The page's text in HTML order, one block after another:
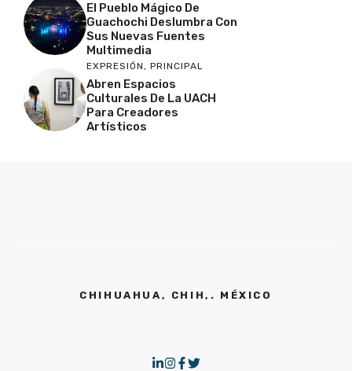
El Pueblo Mágico De
Guachochi Deslumbra Con
Sus Nuevas Fuentes
Multimedia
EXPRESIÓN, PRINCIPAL
Abren Espacios
Culturales De La UACH
Para Creadores
Artísticos
CHIHUAHUA, CHIH,. MÉXICO